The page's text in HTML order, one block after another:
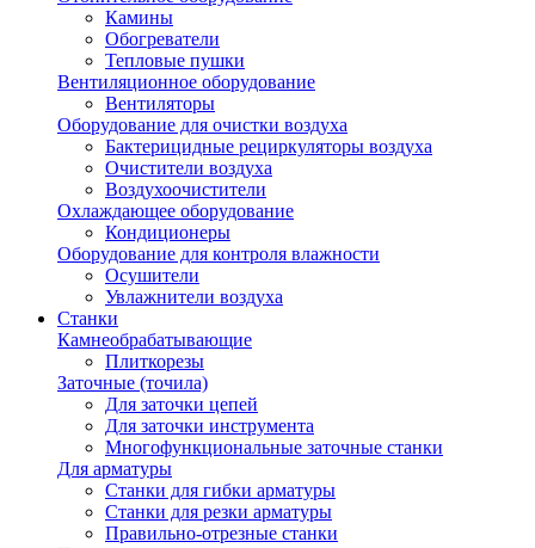
Камины
Обогреватели
Тепловые пушки
Вентиляционное оборудование
Вентиляторы
Оборудование для очистки воздуха
Бактерицидные рециркуляторы воздуха
Очистители воздуха
Воздухоочистители
Охлаждающее оборудование
Кондиционеры
Оборудование для контроля влажности
Осушители
Увлажнители воздуха
Станки
Камнеобрабатывающие
Плиткорезы
Заточные (точила)
Для заточки цепей
Для заточки инструмента
Многофункциональные заточные станки
Для арматуры
Станки для гибки арматуры
Станки для резки арматуры
Правильно-отрезные станки